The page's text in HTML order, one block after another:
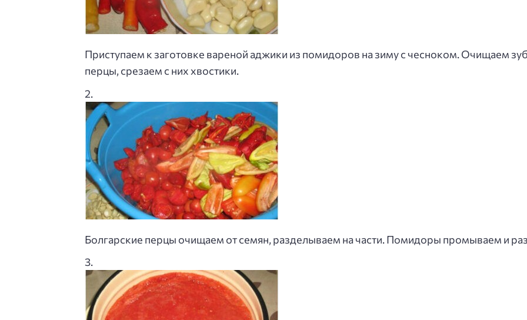
Приступаем к заготовке вареной аджики из помидоров на зиму с чесноком. Очищаем
перцы, срезаем с них хвостики.
Болгарские перцы очищаем от семян, разделываем на части. Помидоры промываем и